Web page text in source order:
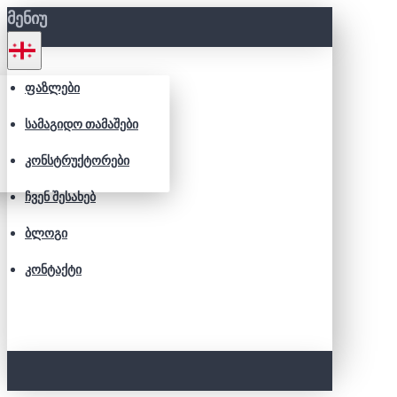
ᲛᲔᲜᲘᲣ
ᲤᲐᲖᲚᲔᲑᲘ
ᲡᲐᲛᲐᲒᲘᲓᲝ ᲗᲐᲛᲐᲨᲔᲑᲘ
ᲙᲝᲜᲡᲢᲠᲣᲥᲢᲝᲠᲔᲑᲘ
ᲩᲕᲔᲜ ᲨᲔᲡᲐᲮᲔᲑ
ᲑᲚᲝᲒᲘ
ᲙᲝᲜᲢᲐᲥᲢᲘ